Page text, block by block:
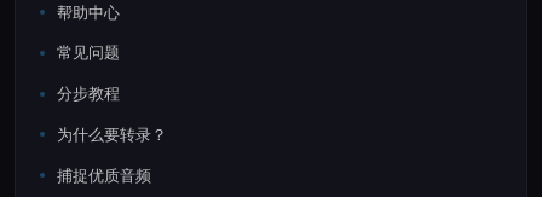
帮助中心
常见问题
分步教程
为什么要转录？
捕捉优质音频